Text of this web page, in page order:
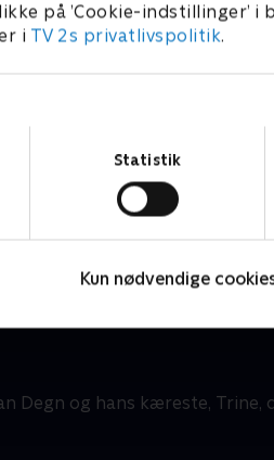
på ’Cookie-indstillinger’ i
i TV 2s privatlivspolitik.
Statistik
Kun nødvendige
Degn og hans kæreste,